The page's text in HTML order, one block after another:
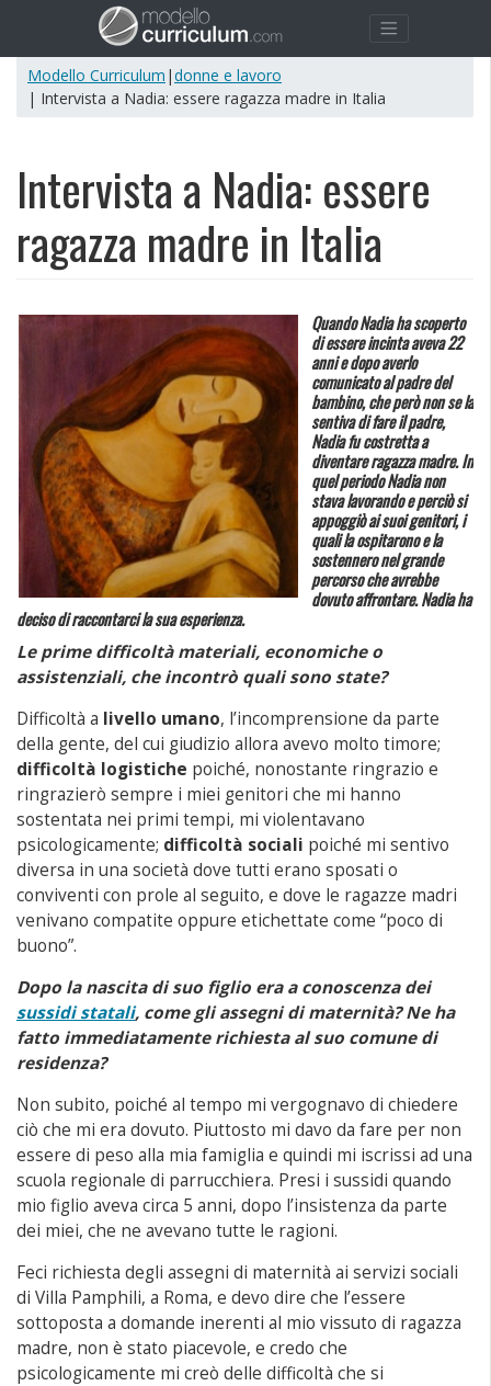
Modello Curriculum |donne e lavoro
| Intervista a Nadia: essere ragazza madre in Italia
Intervista a Nadia: essere
ragazza madre in Italia
Quando Nadia ha scoperto
di essere incinta aveva 22
anni e dopo averlo
comunicato al padre del
bambino, che però non se la
sentiva di fare il padre,
Nadia fu costretta a
diventare ragazza madre. In
quel periodo Nadia non
stava lavorando e perciò si
appoggiò ai suoi genitori, i
quali la ospitarono e la
sostennero nel grande
percorso che avrebbe
dovuto affrontare. Nadia ha
deciso di raccontarci la sua esperienza.
Le prime difficoltà materiali, economiche o
assistenziali, che incontrò quali sono state?
Difficoltà a livello umano, l’incomprensione da parte
della gente, del cui giudizio allora avevo molto timore;
difficoltà logistiche poiché, nonostante ringrazio e
ringrazierò sempre i miei genitori che mi hanno
sostentata nei primi tempi, mi violentavano
psicologicamente; difficoltà sociali poiché mi sentivo
diversa in una società dove tutti erano sposati o
conviventi con prole al seguito, e dove le ragazze madri
venivano compatite oppure etichettate come “poco di
buono”.
Dopo la nascita di suo figlio era a conoscenza dei
sussidi statali, come gli assegni di maternità? Ne ha
fatto immediatamente richiesta al suo comune di
residenza?
Non subito, poiché al tempo mi vergognavo di chiedere
ciò che mi era dovuto. Piuttosto mi davo da fare per non
essere di peso alla mia famiglia e quindi mi iscrissi ad una
scuola regionale di parrucchiera. Presi i sussidi quando
mio figlio aveva circa 5 anni, dopo l’insistenza da parte
dei miei, che ne avevano tutte le ragioni.
Feci richiesta degli assegni di maternità ai servizi sociali
di Villa Pamphili, a Roma, e devo dire che l’essere
sottoposta a domande inerenti al mio vissuto di ragazza
madre, non è stato piacevole, e credo che
psicologicamente mi creò delle difficoltà che si